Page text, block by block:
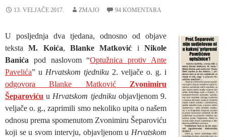
13. VELJAČE 2017. ZMAJO 94 KOMENTARA
U posljednja dva tjedana, odnosno od objave
tekstaM. Koića,Blanke Matković iNikole
Banića pod naslovom “Optužnica protiv Ante
Pavelića” u Hrvatskom tjedniku 2. veljače o. g. i
odgovora Blanke Matković Zvonimiru
Šeparoviću u Hrvatskom tjednikuobjavljenom 9.
veljače o. g., zaprimili smo nekoliko upita o našem
odnosu prema spomenutom Zvonimiru Šeparoviću
koji se u svom intervju, objavljenom u Hrvatskom